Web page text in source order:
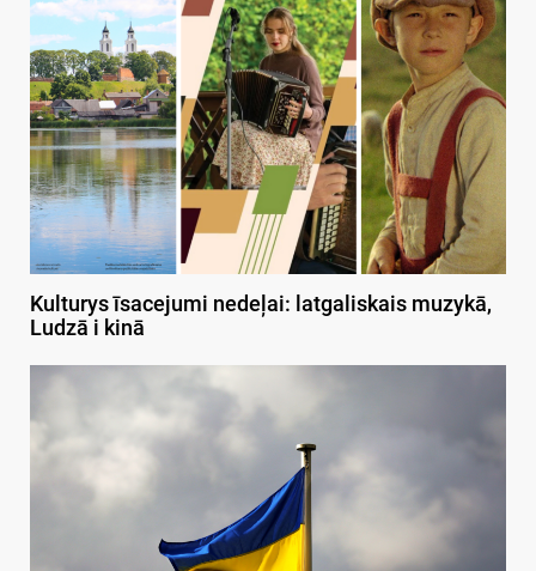
Kulturys īsacejumi nedeļai: latgaliskais muzykā,
Ludzā i kinā